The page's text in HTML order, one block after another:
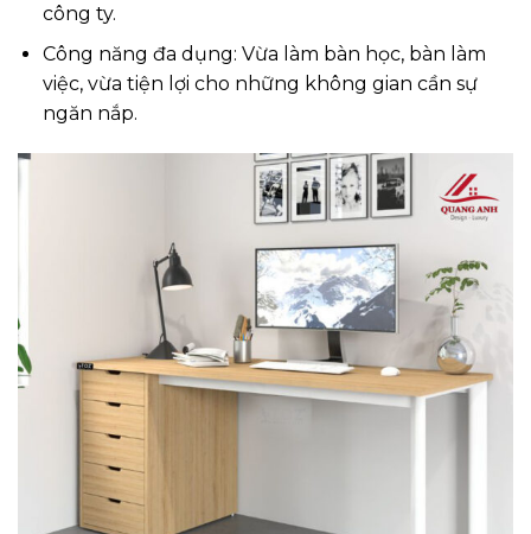
công ty.
Công năng đa dụng: Vừa làm bàn học, bàn làm
việc, vừa tiện lợi cho những không gian cần sự
ngăn nắp.